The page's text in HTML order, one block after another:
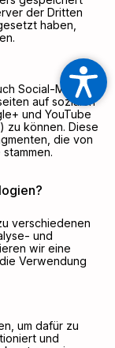
der Dritten
haben,
Social-Media-
auf sozialen
und YouTube
zu können. Diese
die von
verschiedenen
und
wir eine
Verwendung
um dafür zu
und